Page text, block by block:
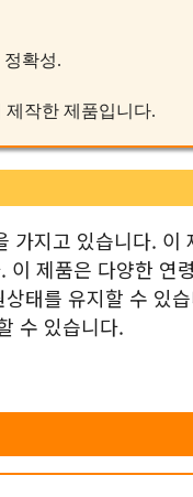
확성.
제작한 제품입니다.
지고 있습니다. 이
제품은 다양한 연
태를 유지할 수 있
수 있습니다.